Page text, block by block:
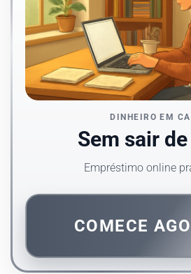
DINHEIRO EM
Sem sair
Empréstimo online
COMECE